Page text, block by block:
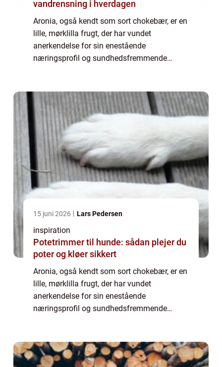
vandrensning i hverdagen
Aronia, også kendt som sort chokebær, er en
lille, mørklilla frugt, der har vundet
anerkendelse for sin enestående
næringsprofil og sundhedsfremmende
15 juni 2026 Lars Pedersen
inspiration
Potetrimmer til hunde: sådan plejer du
poter og kløer sikkert
Aronia, også kendt som sort chokebær, er en
lille, mørklilla frugt, der har vundet
anerkendelse for sin enestående
næringsprofil og sundhedsfremmende